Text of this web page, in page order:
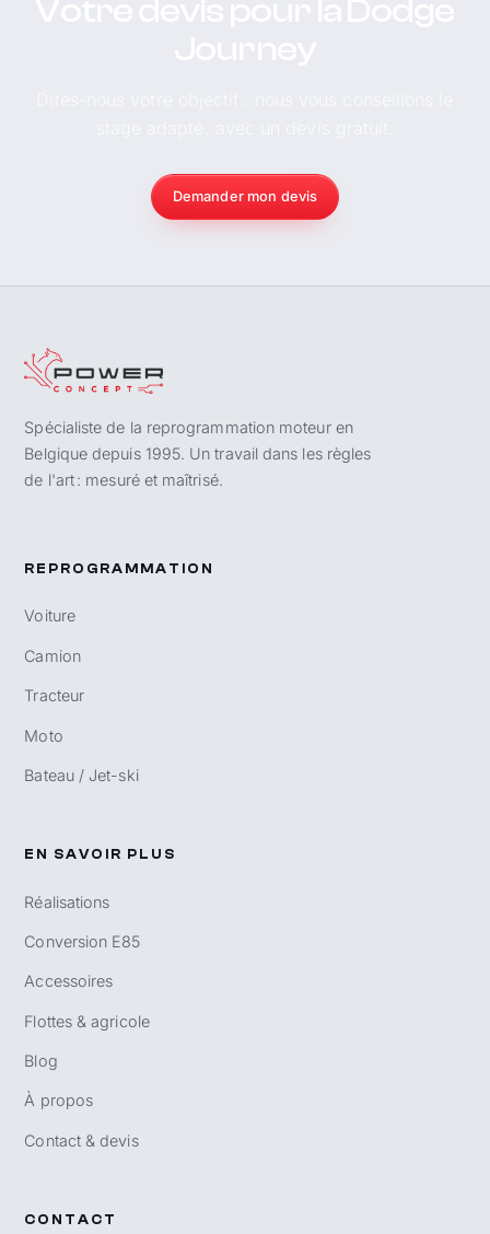
Demander mon devis
Spécialiste de la reprogrammation moteur en
Belgique depuis 1995. Un travail dans les règles
de l'art : mesuré et maîtrisé.
REPROGRAMMATION
Voiture
Camion
Tracteur
Moto
Bateau / Jet-ski
EN SAVOIR PLUS
Réalisations
Conversion E85
Accessoires
Flottes & agricole
Blog
À propos
Contact & devis
CONTACT